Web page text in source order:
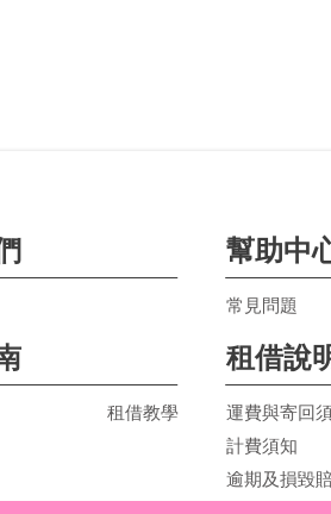
租借教學
幫助中
常見問題
租借說
運費與寄回
計費須知
逾期及損毀